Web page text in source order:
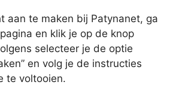
aan te maken bij Patynanet, ga
en klik je op de knop
selecteer je de optie
en volg je de instructies
te voltooien.